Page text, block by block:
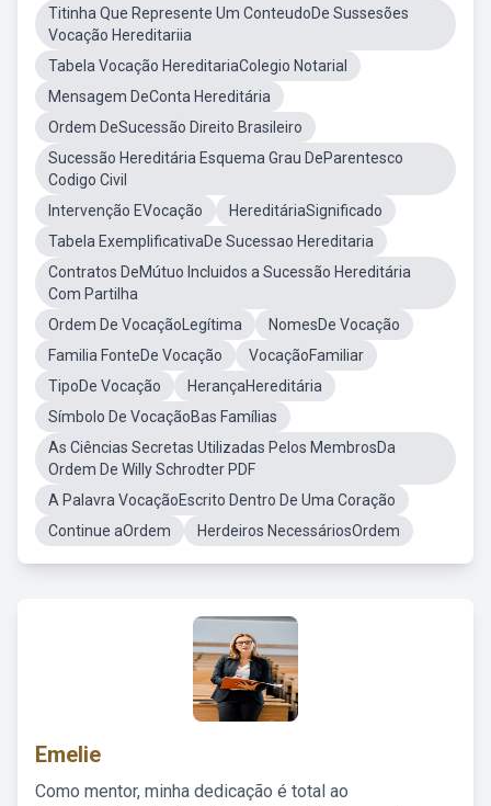
Titinha Que Represente Um ConteudoDe Sussesões
Vocação Hereditariia
Tabela Vocação HereditariaColegio Notarial
Mensagem DeConta Hereditária
Ordem DeSucessão Direito Brasileiro
Sucessão Hereditária Esquema Grau DeParentesco
Codigo Civil
Intervenção EVocação
HereditáriaSignificado
Tabela ExemplificativaDe Sucessao Hereditaria
Contratos DeMútuo Incluidos a Sucessão Hereditária
Com Partilha
Ordem De VocaçãoLegítima
NomesDe Vocação
Familia FonteDe Vocação
VocaçãoFamiliar
TipoDe Vocação
HerançaHereditária
Símbolo De VocaçãoBas Famílias
As Ciências Secretas Utilizadas Pelos MembrosDa
Ordem De Willy Schrodter PDF
A Palavra VocaçãoEscrito Dentro De Uma Coração
Continue aOrdem
Herdeiros NecessáriosOrdem
Emelie
Como mentor, minha dedicação é total ao